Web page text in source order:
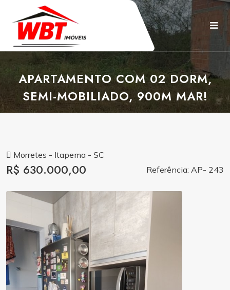
APARTAMENTO COM 02 DORM,
SEMI-MOBILIADO, 900M MAR!
Morretes - Itapema - SC
R$ 630.000,00 Referência: AP- 243